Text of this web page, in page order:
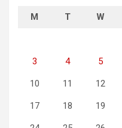
M T W
3 4 5
10 11 12
17 18 19